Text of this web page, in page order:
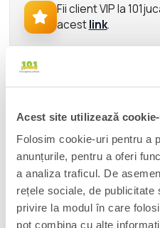
Acest site utilizează
Folosim cookie-uri pentru a
anunțurile, pentru a oferi
a analiza traficul. De
rețele sociale, de publicitate
privire la modul în care
pot combina cu alte
Fii client VIP la
acestlink.
grail and keep it from falling
collectors alike can imagine
Jones with figures from the
With exquisite features and
the quality and realism that
Adventure Series includes
40-plus-year legacy of the